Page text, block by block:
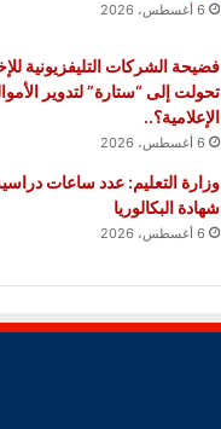
6 أغسطس، 2026
فضيحة الشركات التليفزيونية
تحولت إلى “ستارة” لتدوير
الإعلامية؟..
6 أغسطس، 2026
وزارة التعليم: عدد ساعات
شهادة البكالوريا
6 أغسطس، 2026